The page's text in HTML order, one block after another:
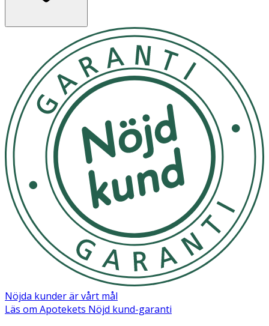
miljöer för att förhindra mögel eller lukt. • Förvara
leksaken i en låda eller på hylla när den inte används. • Ej
lämplig för utomhusbruk i regn eller snö.
OK för gravida och ammande:
Nöjda kunder är vårt mål
Läs om Apotekets Nöjd kund-garanti